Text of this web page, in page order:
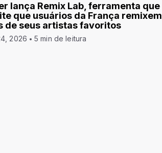
lança Remix Lab, ferramenta que
que usuários da França remixem
de seus artistas favoritos
2026 5 min de leitura